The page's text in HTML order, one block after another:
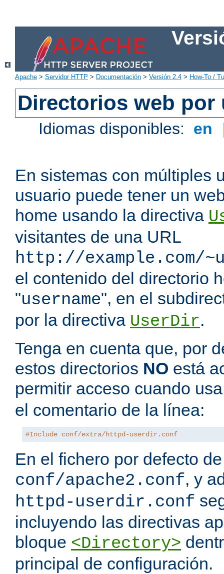
Apache > Servidor HTTP > Documentación > Versión 2.4 > How-To /
Directorios web por
Idiomas disponibles: en
En sistemas con múltiples
usuario puede tener un
home usando la directiva
visitantes de una URL
http://example.com/
el contenido del directorio
"username", en el
por la directiva UserDir.
Tenga en cuenta que, por
estos directorios NO está
permitir acceso cuando
el comentario de la línea:
#Include conf/extra/httpd-userdir.conf
En el fichero por defecto
conf/apache2.conf, y
httpd-userdir.conf
incluyendo las directivas
bloque <Directory>
principal de configuración.